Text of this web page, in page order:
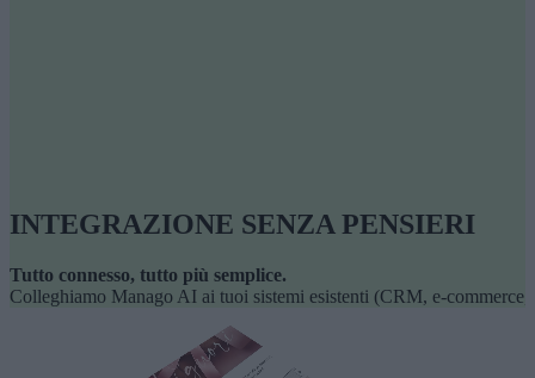
INTEGRAZIONE SENZA PENSIERI
Tutto connesso, tutto più semplice.
Colleghiamo Manago AI ai tuoi sistemi esistenti (CRM, e-